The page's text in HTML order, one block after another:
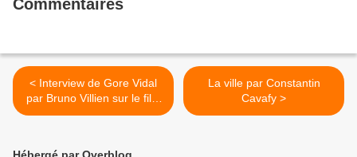
Commentaires
< Interview de Gore Vidal
par Bruno Villien sur le film
Ben-Hur
La ville par Constantin
Cavafy >